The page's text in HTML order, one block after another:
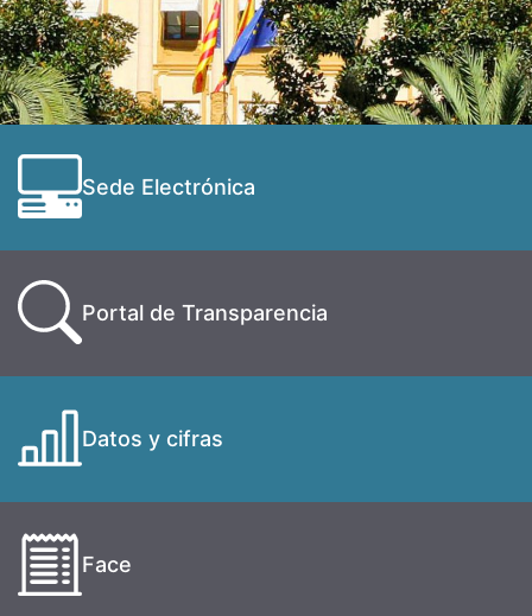
Sede Electrónica
Portal de Transparencia
Datos y cifras
Face